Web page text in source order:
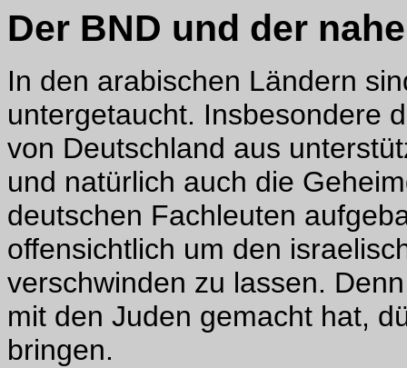
Der BND und der
In den arabischen Ländern
untergetaucht. Insbesondere
von Deutschland aus
und natürlich auch die
deutschen Fachleuten
offensichtlich um den
verschwinden zu lassen.
mit den Juden gemacht hat,
bringen.